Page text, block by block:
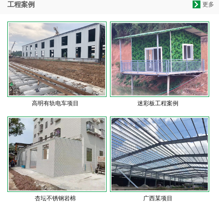
更多
工程案例
高明有轨电车项目 迷彩板工程案例
杏坛不锈钢岩棉 广西某项目